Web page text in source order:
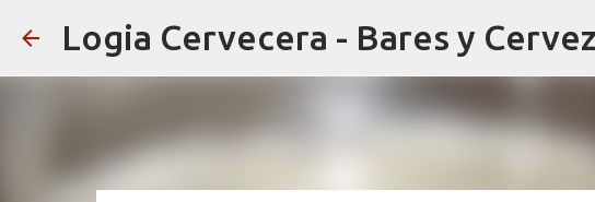
Logia Cervecera - Bares y